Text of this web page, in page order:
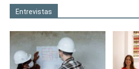
Entrevistas